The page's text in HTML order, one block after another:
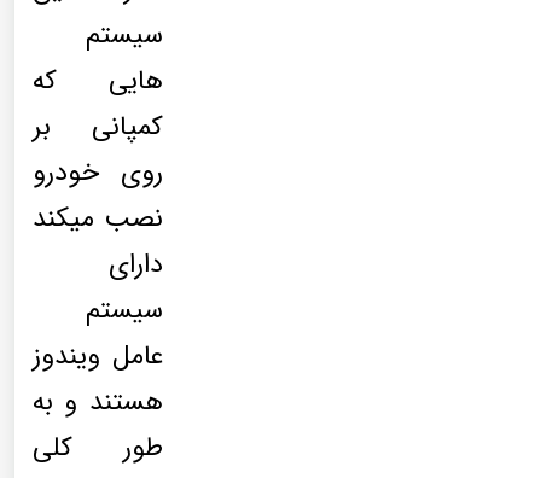
سیستم
هایی که
کمپانی بر
روی خودرو
نصب میکند
دارای
سیستم
عامل ویندوز
هستند و به
طور کلی